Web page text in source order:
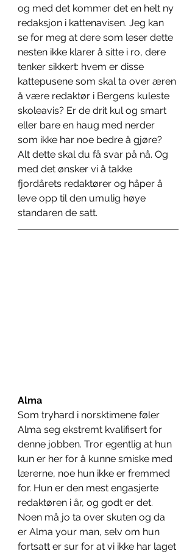
og med det kommer det en helt ny
redaksjon i kattenavisen. Jeg kan
se for meg at dere som leser dette
nesten ikke klarer å sitte i ro, dere
tenker sikkert: hvem er disse
kattepusene som skal ta over æren
å være redaktør i Bergens kuleste
skoleavis? Er de drit kul og smart
eller bare en haug med nerder
som ikke har noe bedre å gjøre?
Alt dette skal du få svar på nå. Og
med det ønsker vi å takke
fjordårets redaktører og håper å
leve opp til den umulig høye
standaren de satt.
Alma
Som tryhard i norsktimene føler
Alma seg ekstremt kvalifisert for
denne jobben. Tror egentlig at hun
kun er her for å kunne smiske med
lærerne, noe hun ikke er fremmed
for. Hun er den mest engasjerte
redaktøren i år, og godt er det.
Noen må jo ta over skuten og da
er Alma your man, selv om hun
fortsatt er sur for at vi ikke har laget